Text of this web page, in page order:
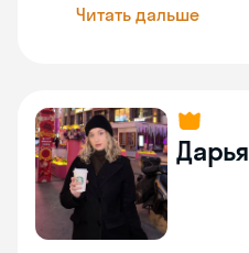
Читать дальше
Дарья